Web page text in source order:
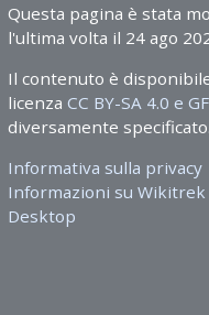
Questa pagina è stata
l'ultima volta il 24 ago
Il contenuto è
licenza CC BY-SA 4.0 e
diversamente specificato.
Informativa sulla privacy
Informazioni su Wikitrek
Desktop